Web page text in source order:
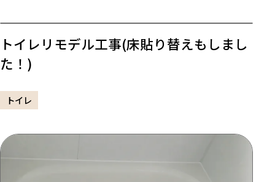
トイレリモデル工事(床貼り替えもしまし
た！)
トイレ